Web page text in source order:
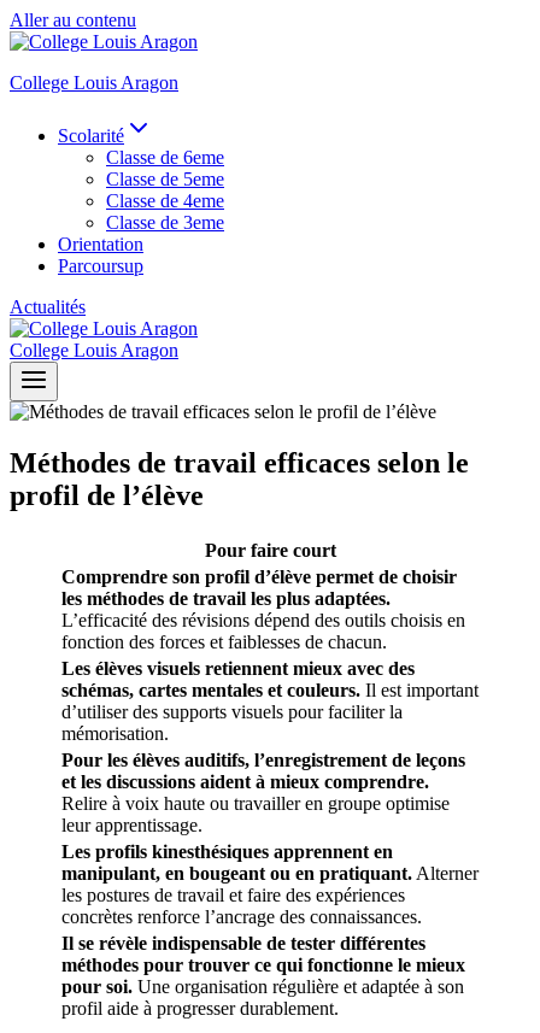
Aller au contenu
College Louis Aragon
Scolarité
Classe de 6eme
Classe de 5eme
Classe de 4eme
Classe de 3eme
Orientation
Parcoursup
Actualités
College Louis Aragon
Méthodes de travail efficaces selon le
profil de l’élève
Pour faire court
Comprendre son profil d’élève permet de choisir
les méthodes de travail les plus adaptées.
L’efficacité des révisions dépend des outils choisis en
fonction des forces et faiblesses de chacun.
Les élèves visuels retiennent mieux avec des
schémas, cartes mentales et couleurs. Il est important
d’utiliser des supports visuels pour faciliter la
mémorisation.
Pour les élèves auditifs, l’enregistrement de leçons
et les discussions aident à mieux comprendre.
Relire à voix haute ou travailler en groupe optimise
leur apprentissage.
Les profils kinesthésiques apprennent en
manipulant, en bougeant ou en pratiquant. Alterner
les postures de travail et faire des expériences
concrètes renforce l’ancrage des connaissances.
Il se révèle indispensable de tester différentes
méthodes pour trouver ce qui fonctionne le mieux
pour soi. Une organisation régulière et adaptée à son
profil aide à progresser durablement.